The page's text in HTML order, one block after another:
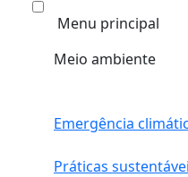
Menu principal
Meio ambiente
Emergência
Práticas